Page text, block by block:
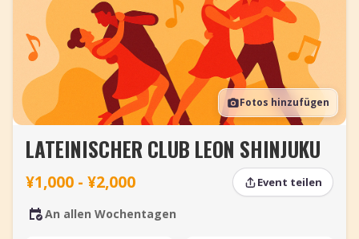
Nachrichten
Artikel
Videos
Salsa-Begriffe
Shop
TuneTempo
Fotos hinzufügen
LATEINISCHER CLUB LEON SHINJUKU
¥1,000 - ¥2,000 Event teilen
An allen Wochentagen